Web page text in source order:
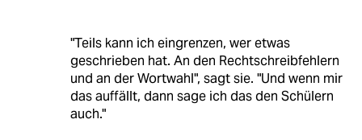
"Teils kann ich eingrenzen, wer etwas
geschrieben hat. An den Rechtschreibfehlern
und an der Wortwahl", sagt sie. "Und wenn mir
das auffällt, dann sage ich das den Schülern
auch."